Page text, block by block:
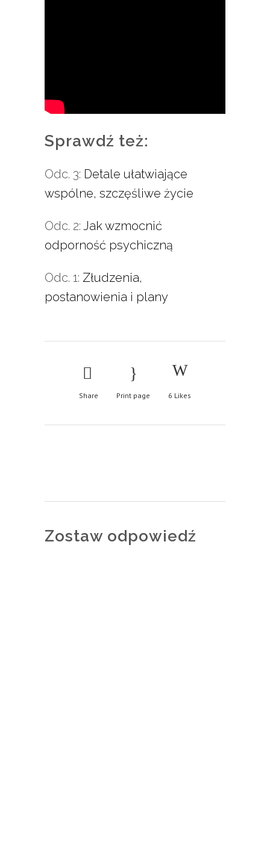
Sprawdź też:
Odc. 3: Detale ułatwiające
wspólne, szczęśliwe życie
Odc. 2: Jak wzmocnić
odporność psychiczną
Odc. 1: Złudzenia,
postanowienia i plany
Share Print page 6 Likes
Zostaw odpowiedź